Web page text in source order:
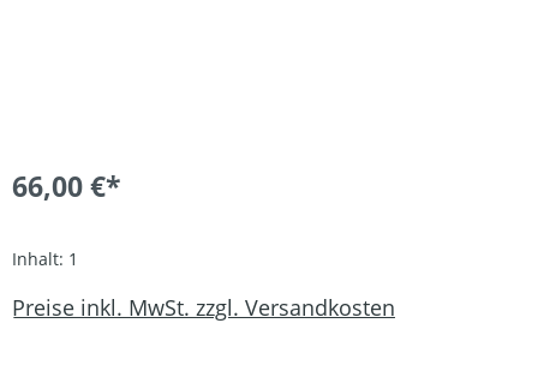
66,00 €*
Inhalt: 1
Preise inkl. MwSt. zzgl. Versandkosten